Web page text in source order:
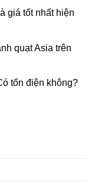
giá tốt nhất hiện
quạt Asia trên
tốn điện không?